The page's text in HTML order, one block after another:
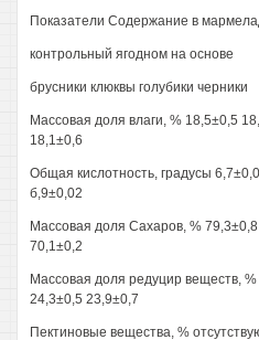
Показатели Содержание в
контрольный ягодном на основе
брусники клюквы голубики черники
Массовая доля влаги, % 18,5±0,5
18,1±0,6
Общая кислотность, градусы
б,9±0,02
Массовая доля Сахаров, %
70,1±0,2
Массовая доля редуцир веществ,
24,3±0,5 23,9±0,7
Пектиновые вещества, %